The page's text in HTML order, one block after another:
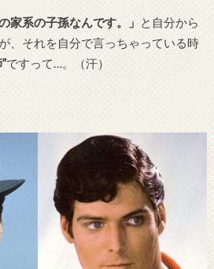
家系の子孫なんです。」 と自分から
、それを自分で言っちゃっている時
ですって…。（汗）